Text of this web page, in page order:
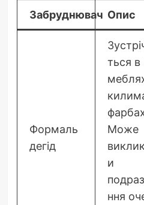
Забруднювач Опис
Формаль
дегід
ться в
Може
и
ння